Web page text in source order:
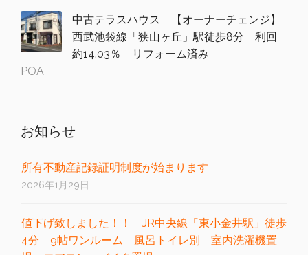
中古テラスハウス 【オーナーチェンジ】
西武池袋線「狭山ヶ丘」駅徒歩8分 利回
約14.03％ リフォーム済み
POA
お知らせ
所有不動産記録証明制度が始まります
2026年1月29日
値下げ致しました！！ JR中央線「東小金井駅」徒歩
4分 9帖ワンルーム 風呂トイレ別 室内洗濯機置